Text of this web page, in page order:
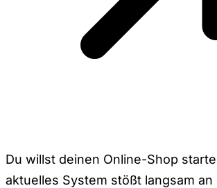
Du willst deinen Online-Shop
aktuelles System stößt langsam an